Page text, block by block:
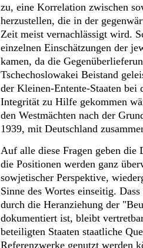
zu, eine Korrelation zwischen
herzustellen, die in der
Zeit meist vernachlässigt wird.
einzelnen Einschätzungen der
kamen, da die
Tschechoslowakei Beistand
der Kleinen-Entente-Staaten
Integrität zu Hilfe gekommen
den Westmächten nach der
1939, mit Deutschland
Auf alle diese Fragen geben die
die Positionen werden ganz
sowjetischer Perspektive,
Sinne des Wortes einseitig.
durch die Heranziehung der
dokumentiert ist, bleibt
beteiligten Staaten staatliche
Referenzwerke genutzt werden